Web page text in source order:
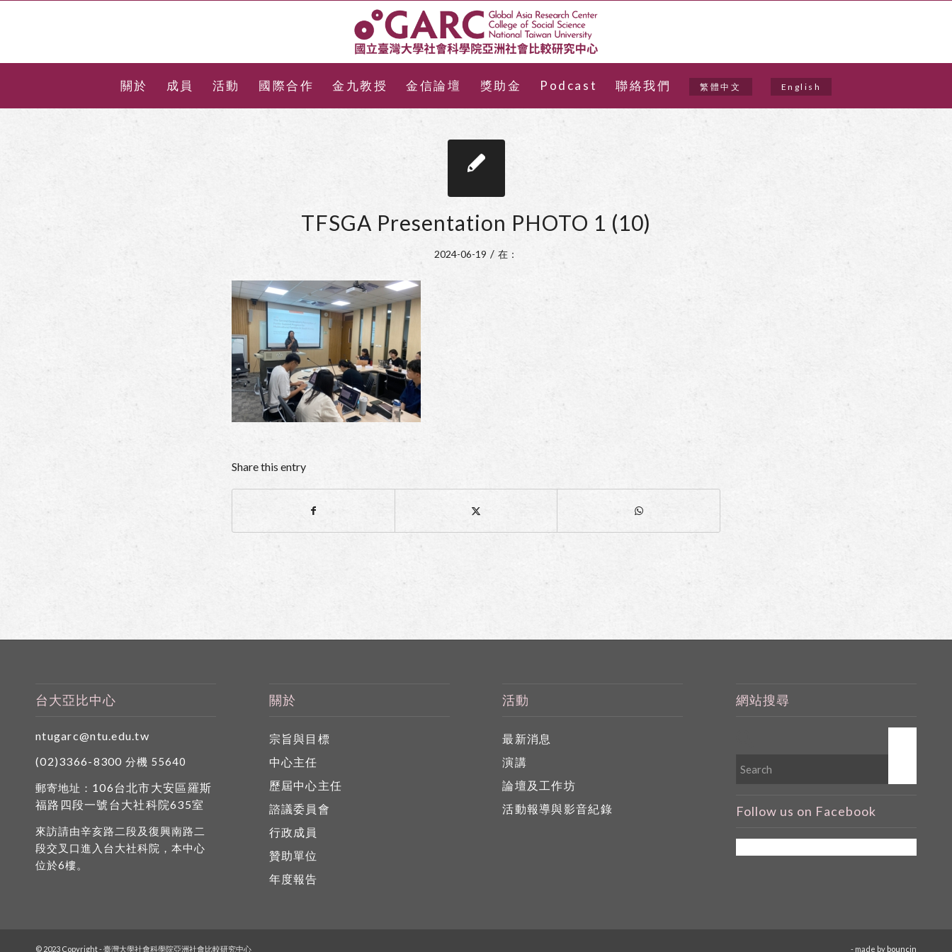
關於 成員 活動 國際合作 金九教授 金信論壇 獎助金 Podcast 聯絡我們 繁體中文 English
TFSGA Presentation PHOTO 1 (10)
2024-06-19 / 在：
Share this entry
台大亞比中心
ntugarc@ntu.edu.tw
(02)3366-8300 分機 55640
郵寄地址： 106台北市大安區羅斯
福路四段一號台大社科院635室
來訪請由辛亥路二段及復興南路二
段交叉口進入台大社科院，本中心
位於6樓。
關於
宗旨與目標
中心主任
歷屆中心主任
諮議委員會
行政成員
贊助單位
年度報告
活動
最新消息
演講
論壇及工作坊
活動報導與影音紀錄
網站搜尋
Follow us on Facebook
© 2023 Copyright - 臺灣大學社會科學院亞洲社會比較研究中心 - made by bouncin